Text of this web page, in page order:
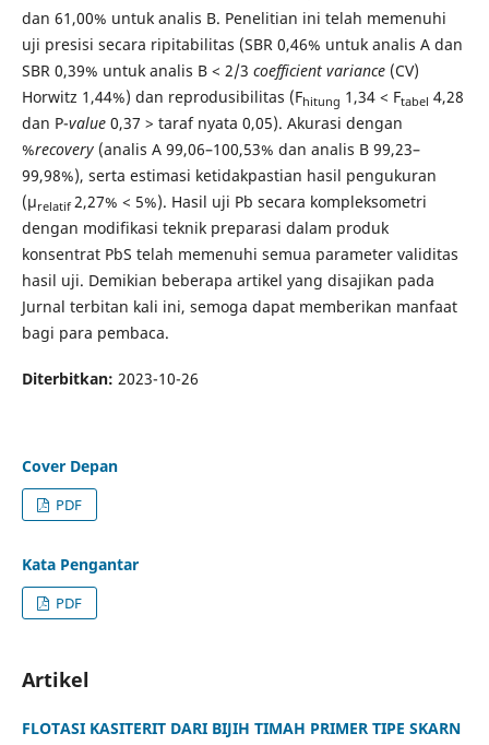
dan 61,00% untuk analis B. Penelitian ini telah memenuhi
uji presisi secara ripitabilitas (SBR 0,46% untuk analis A dan
SBR 0,39% untuk analis B < 2/3 coefficient variance (CV)
Horwitz 1,44%) dan reprodusibilitas (Fhitung 1,34 < Ftabel 4,28
dan P-value0,37 > taraf nyata 0,05). Akurasi dengan
%recovery(analis A 99,06–100,53% dan analis B 99,23–
99,98%), serta estimasi ketidakpastian hasil pengukuran
(µrelatif2,27% < 5%). Hasil uji Pb secara kompleksometri
dengan modifikasi teknik preparasi dalam produk
konsentrat PbS telah memenuhi semua parameter validitas
hasil uji. Demikian beberapa artikel yang disajikan pada
Jurnal terbitan kali ini, semoga dapat memberikan manfaat
bagi para pembaca.
Diterbitkan: 2023-10-26
Cover Depan
PDF
Kata Pengantar
PDF
Artikel
FLOTASI KASITERIT DARI BIJIH TIMAH PRIMER TIPE SKARN